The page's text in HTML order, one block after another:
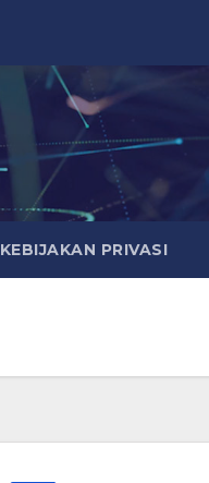
KEBIJAKAN PRIVASI